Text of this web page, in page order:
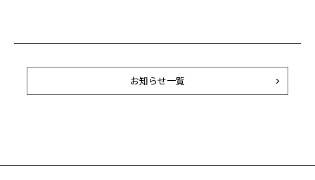
お知らせ一覧